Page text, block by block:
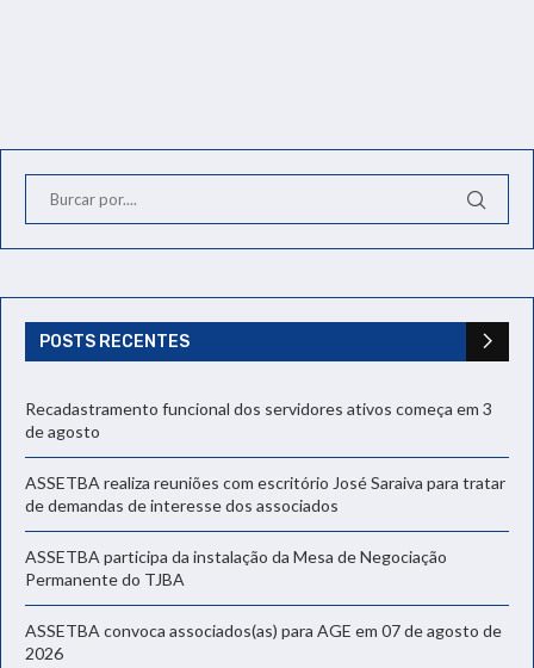
POSTS RECENTES
Recadastramento funcional dos servidores ativos começa em 3
de agosto
ASSETBA realiza reuniões com escritório José Saraiva para tratar
de demandas de interesse dos associados
ASSETBA participa da instalação da Mesa de Negociação
Permanente do TJBA
ASSETBA convoca associados(as) para AGE em 07 de agosto de
2026